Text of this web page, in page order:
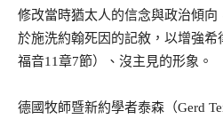
修改當時猶太人的信念與政治傾向
於施洗約翰死因的記敘，以增強
福音11章7節）、沒主見的形象。
德國牧師暨新約學者泰森（Gerd